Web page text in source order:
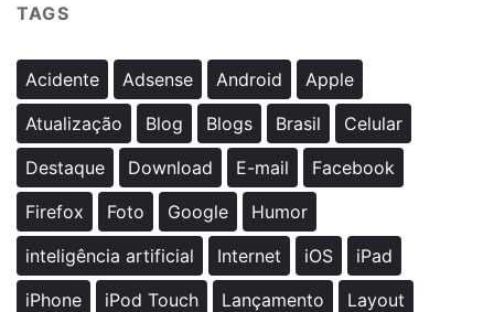
TAGS
Acidente Adsense Android
Apple
Atualização
Blog Blogs Brasil
Celular
Destaque
Download E-mail
Facebook
Firefox
Foto Google
Humor
inteligência artificial
Internet iOS
iPad
iPhone
iPod Touch Lançamento
Layout